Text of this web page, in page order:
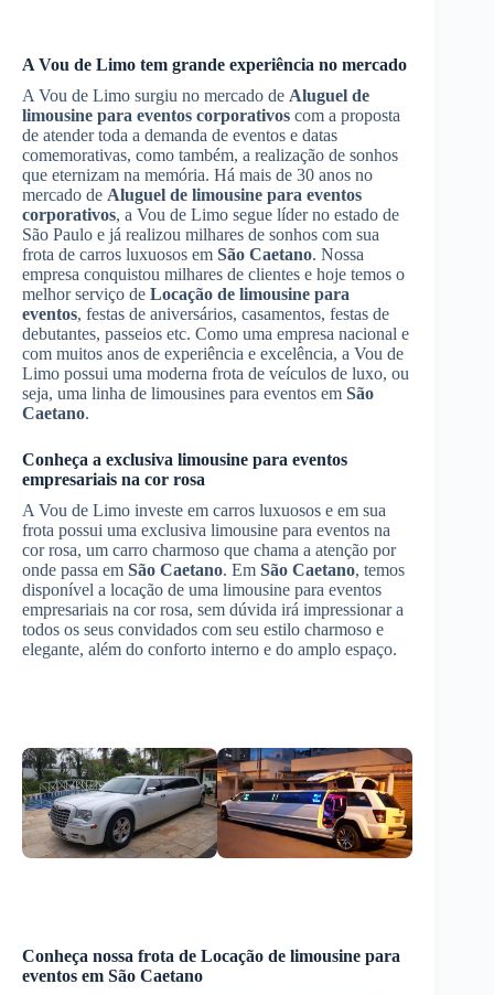
A Vou de Limo tem grande experiência no mercado
A Vou de Limo surgiu no mercado de Aluguel de
limousine para eventos corporativos com a proposta
de atender toda a demanda de eventos e datas
comemorativas, como também, a realização de sonhos
que eternizam na memória. Há mais de 30 anos no
mercado de Aluguel de limousine para eventos
corporativos, a Vou de Limo segue líder no estado de
São Paulo e já realizou milhares de sonhos com sua
frota de carros luxuosos em São Caetano. Nossa
empresa conquistou milhares de clientes e hoje temos o
melhor serviço de Locação de limousine para
eventos, festas de aniversários, casamentos, festas de
debutantes, passeios etc. Como uma empresa nacional e
com muitos anos de experiência e excelência, a Vou de
Limo possui uma moderna frota de veículos de luxo, ou
seja, uma linha de limousines para eventos em São
Caetano.
Conheça a exclusiva limousine para eventos
empresariais na cor rosa
A Vou de Limo investe em carros luxuosos e em sua
frota possui uma exclusiva limousine para eventos na
cor rosa, um carro charmoso que chama a atenção por
onde passa em São Caetano. Em São Caetano, temos
disponível a locação de uma limousine para eventos
empresariais na cor rosa, sem dúvida irá impressionar a
todos os seus convidados com seu estilo charmoso e
elegante, além do conforto interno e do amplo espaço.
Conheça nossa frota de Locação de limousine para
eventos em São Caetano